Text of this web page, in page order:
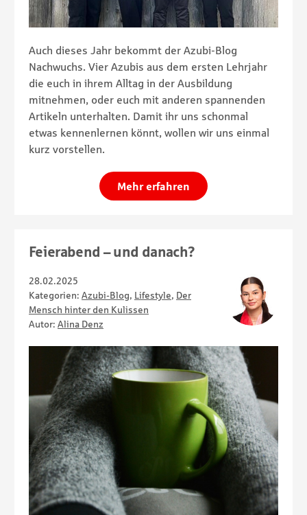
Auch dieses Jahr bekommt der Azubi-Blog
Nachwuchs. Vier Azubis aus dem ersten Lehrjahr
die euch in ihrem Alltag in der Ausbildung
mitnehmen, oder euch mit anderen spannenden
Artikeln unterhalten. Damit ihr uns schonmal
etwas kennenlernen könnt, wollen wir uns einmal
kurz vorstellen.
Mehr erfahren
Feierabend – und danach?
28.02.2025
Kategorien: Azubi-Blog, Lifestyle, Der
Mensch hinter den Kulissen
Autor: Alina Denz